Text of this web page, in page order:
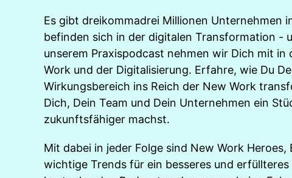
Es gibt dreikommadrei Millionen Unternehmen
befinden sich in der digitalen Transformation -
unserem Praxispodcast nehmen wir Dich mit in
Work und der Digitalisierung. Erfahre, wie Du
Wirkungsbereich ins Reich der New Work
Dich, Dein Team und Dein Unternehmen ein
zukunftsfähiger machst.
Mit dabei in jeder Folge sind New Work Heroes,
wichtige Trends für ein besseres und